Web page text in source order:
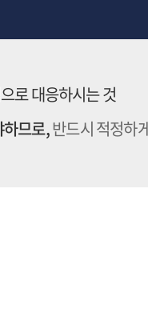
로 대응하시는 것
므로,반드시 적정하